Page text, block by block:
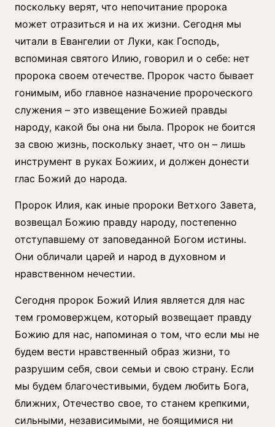
поскольку верят, что непочитание пророка
может отразиться и на их жизни. Сегодня мы
читали в Евангелии от Луки, как Господь,
вспоминая святого Илию, говорил и о себе: нет
пророка своем отечестве. Пророк часто бывает
гонимым, ибо главное назначение пророческого
служения – это извещение Божией правды
народу, какой бы она ни была. Пророк не боится
за свою жизнь, поскольку знает, что он – лишь
инструмент в руках Божиих, и должен донести
глас Божий до народа.
Пророк Илия, как иные пророки Ветхого Завета,
возвещал Божию правду народу, постепенно
отступавшему от заповеданной Богом истины.
Они обличали царей и народ в духовном и
нравственном нечестии.
Сегодня пророк Божий Илия является для нас
тем громовержцем, который возвещает правду
Божию для нас, напоминая о том, что если мы не
будем вести нравственный образ жизни, то
разрушим себя, свои семьи и свою страну. Если
мы будем благочестивыми, будем любить Бога,
ближних, Отечество свое, то станем крепкими,
сильными, независимыми, не боящимися ни